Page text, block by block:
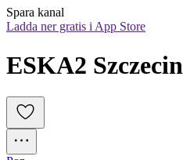
Spara kanal
Ladda ner gratis i App Store
ESKA2 Szczecin